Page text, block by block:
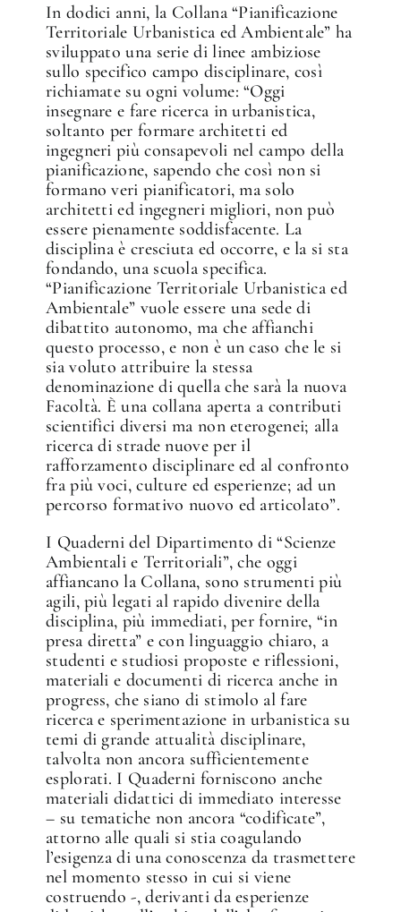
In dodici anni, la Collana “Pianificazione
Territoriale Urbanistica ed Ambientale” ha
sviluppato una serie di linee ambiziose
sullo specifico campo disciplinare, così
richiamate su ogni volume: “Oggi
insegnare e fare ricerca in urbanistica,
soltanto per formare architetti ed
ingegneri più consapevoli nel campo della
pianificazione, sapendo che così non si
formano veri pianificatori, ma solo
architetti ed ingegneri migliori, non può
essere pienamente soddisfacente. La
disciplina è cresciuta ed occorre, e la si sta
fondando, una scuola specifica.
“Pianificazione Territoriale Urbanistica ed
Ambientale” vuole essere una sede di
dibattito autonomo, ma che affianchi
questo processo, e non è un caso che le si
sia voluto attribuire la stessa
denominazione di quella che sarà la nuova
Facoltà. È una collana aperta a contributi
scientifici diversi ma non eterogenei; alla
ricerca di strade nuove per il
rafforzamento disciplinare ed al confronto
fra più voci, culture ed esperienze; ad un
percorso formativo nuovo ed articolato”.
I Quaderni del Dipartimento di “Scienze
Ambientali e Territoriali”, che oggi
affiancano la Collana, sono strumenti più
agili, più legati al rapido divenire della
disciplina, più immediati, per fornire, “in
presa diretta” e con linguaggio chiaro, a
studenti e studiosi proposte e riflessioni,
materiali e documenti di ricerca anche in
progress, che siano di stimolo al fare
ricerca e sperimentazione in urbanistica su
temi di grande attualità disciplinare,
talvolta non ancora sufficientemente
esplorati. I Quaderni forniscono anche
materiali didattici di immediato interesse
– su tematiche non ancora “codificate”,
attorno alle quali si stia coagulando
l’esigenza di una conoscenza da trasmettere
nel momento stesso in cui si viene
costruendo -, derivanti da esperienze